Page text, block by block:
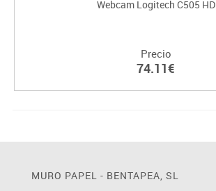
Webcam Logitech C505 HD
Precio
74.11€
MURO PAPEL - BENTAPEA, SL